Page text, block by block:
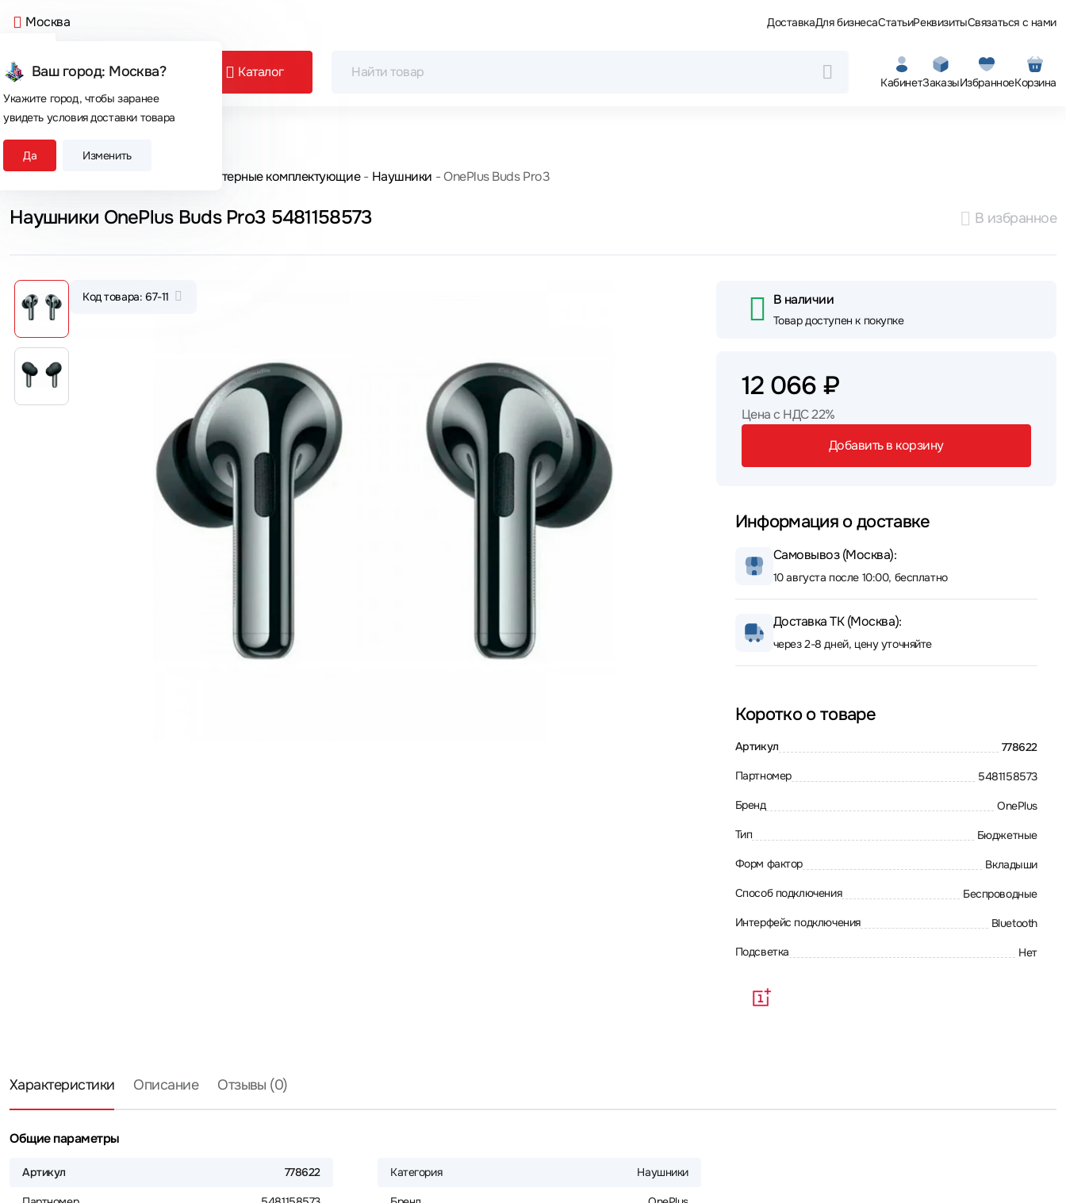
Москва
Ваш город: Москва?
Укажите город, чтобы заранее
увидеть условия доставки товара
Да Изменить
ДоставкаДля бизнесаСтатьиРеквизитыСвязаться с нами
Каталог
КабинетЗаказыИзбранноеКорзина
Сегодня покупают
Главная Компьютерные комплектующие Наушники OnePlus Buds Pro3
Наушники OnePlus Buds Pro3 5481158573 В избранное
Код товара: 67-11 В наличии
Товар доступен к покупке
12 066 ₽
Цена с НДС 22%
Добавить в корзину
Информация о доставке
Самовывоз (Москва):
10 августа после 10:00, бесплатно
Доставка ТК (Москва):
через 2-8 дней, цену уточняйте
Коротко о товаре
Артикул 778622
Партномер 5481158573
Бренд OnePlus
Тип Бюджетные
Форм фактор Вкладыши
Способ подключения Беспроводные
Интерфейс подключения Bluetooth
Подсветка Нет
Характеристики Описание Отзывы (0)
Общие параметры
Артикул 778622 Категория Наушники